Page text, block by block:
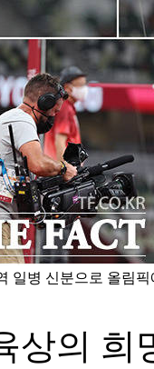
일병 신분으로 올림
상의 희